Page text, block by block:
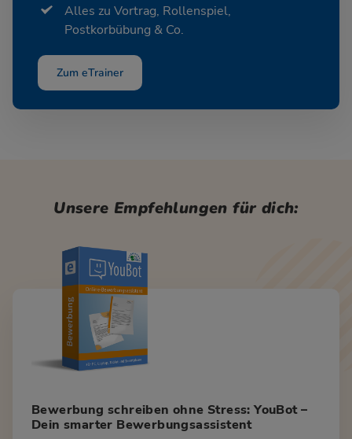
Alles zu Vortrag, Rollenspiel,
Postkorbübung & Co.
Zum eTrainer
Unsere Empfehlungen für dich:
Bewerbung schreiben ohne Stress: YouBot –
Dein smarter Bewerbungsassistent